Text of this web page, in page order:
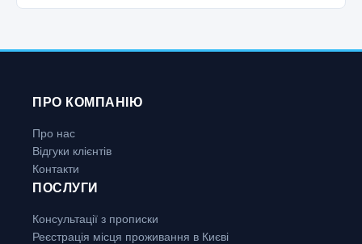
ПРО КОМПАНІЮ
Про нас
Відгуки клієнтів
Контакти
ПОСЛУГИ
Консультації з прописки
Реєстрація місця проживання в Києві